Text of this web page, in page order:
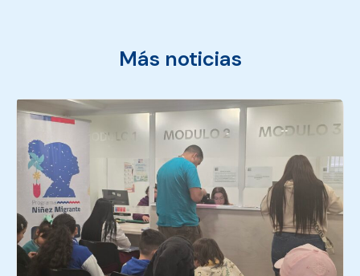
Más noticias